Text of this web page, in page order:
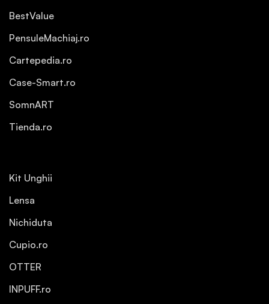
BestValue
PensuleMachiaj.ro
Cartepedia.ro
Case-Smart.ro
SomnART
Tienda.ro
Kit Unghii
Lensa
Nichiduta
Cupio.ro
OTTER
INPUFF.ro